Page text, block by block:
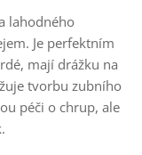
lahodného
Je perfektním
mají drážku na
tvorbu zubního
péči o chrup, ale